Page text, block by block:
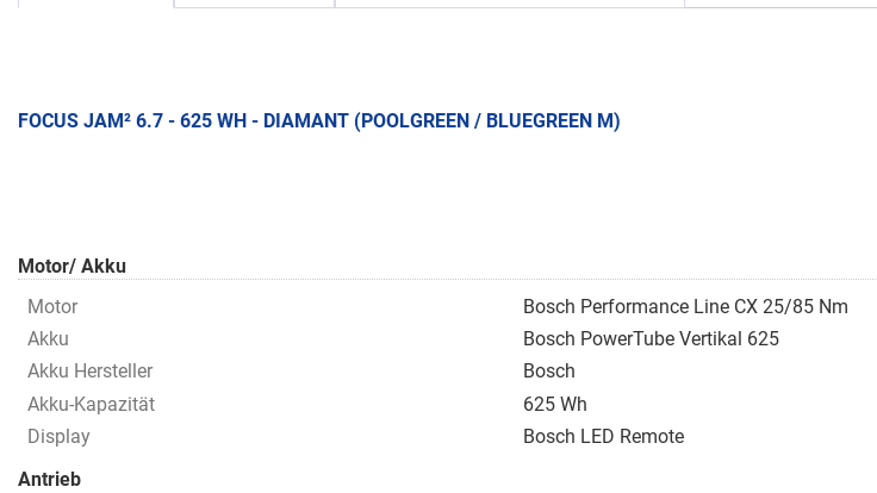
FOCUS JAM² 6.7 - 625 WH - DIAMANT (POOLGREEN / BLUEGREEN M)
Motor/ Akku
Motor
Bosch Performance Line CX 25/85 Nm
Akku
Bosch PowerTube Vertikal 625
Akku Hersteller
Bosch
Akku-Kapazität
625 Wh
Display
Bosch LED Remote
Antrieb